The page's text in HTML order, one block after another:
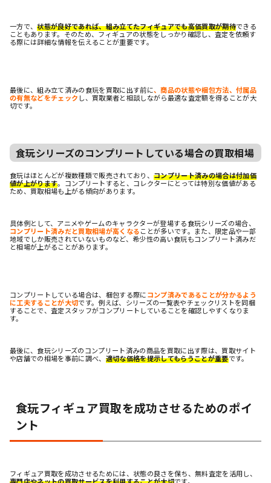
一方で、状態が良好であれば、組み立てたフィギュアでも高価買取が期待できる
こともあります。そのため、フィギュアの状態をしっかり確認し、査定を依頼す
る際には詳細な情報を伝えることが重要です。
最後に、組み立て済みの食玩を買取に出す前に、商品の状態や梱包方法、付属品
の有無などをチェック し、買取業者と相談しながら最適な査定額を得ることが大
切です。
食玩シリーズのコンプリートしている場合の買取相場
食玩はほとんどが複数種類で販売されており、コンプリート済みの場合は付加価
値が上がります。コンプリートすると、コレクターにとっては特別な価値がある
ため、買取相場も上がる傾向があります。
具体例として、アニメやゲームのキャラクターが登場する食玩シリーズの場合、
コンプリート済みだと買取相場が高くなることが多いです。また、限定品や一部
地域でしか販売されていないものなど、希少性の高い食玩もコンプリート済みだ
と相場が上がることがあります。
コンプリートしている場合は、梱包する際にコンプ済みであることが分かるよう
に工夫することが大切です。例えば、シリーズの一覧表やチェックリストを同梱
することで、査定スタッフがコンプリートしていることを確認しやすくなりま
す。
最後に、食玩シリーズのコンプリート済みの商品を買取に出す際は、買取サイト
や店舗での相場を事前に調べ、 適切な価格を提示してもらうことが重要です。
食玩フィギュア買取を成功させるためのポイ
ント
フィギュア買取を成功させるためには、状態の良さを保ち、無料査定を活用し、
専門店やネットの買取サービスを利用することが大切です。